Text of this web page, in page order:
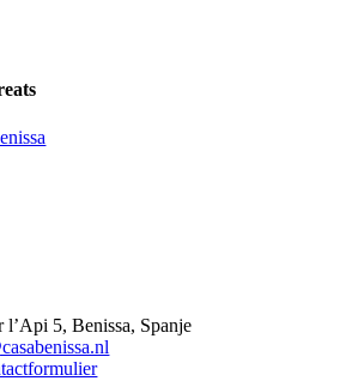
l’Api 5, Benissa, Spanje